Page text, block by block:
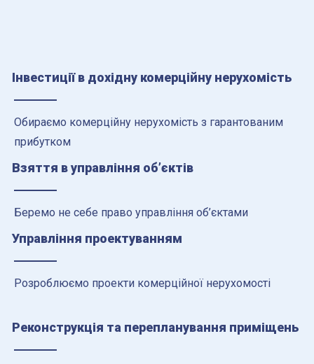
Інвестиції в дохідну комерційну нерухомість
Обираємо комерційну нерухомість з гарантованим
прибутком
Взяття в управління об’єктів
Беремо не себе право управління об’єктами
Управління проектуванням
Розроблюємо проекти комерційної нерухомості
Реконструкція та перепланування приміщень